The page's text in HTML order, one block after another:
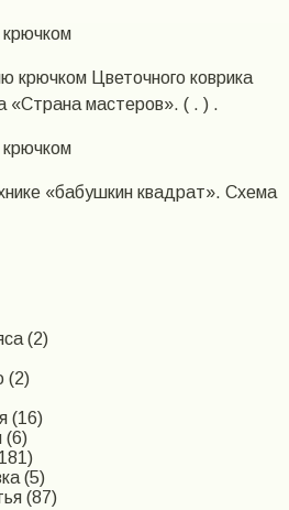
крючком Цветочного коврика
«Страна мастеров». ( . ) .
«бабушкин квадрат». Схема
(2)
(2)
(16)
(6)
(5)
(87)